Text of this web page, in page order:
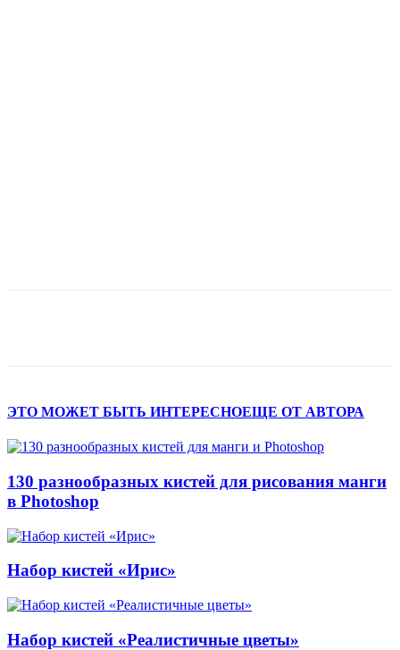
ЭТО МОЖЕТ БЫТЬ ИНТЕРЕСНОЕЩЕ ОТ АВТОРА
130 разнообразных кистей для рисования манги
в Photoshop
Набор кистей «Ирис»
Набор кистей «Реалистичные цветы»